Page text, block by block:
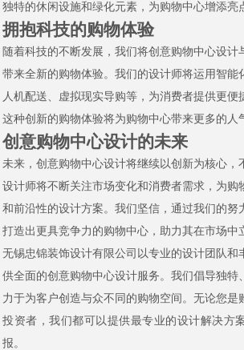
独特的休闲设施和绿化元素，为购物中心增添亮
拥抱科技的购物体验
随着科技的不断发展，我们将创意购物中心设计
带来全新的购物体验。我们的设计师将运用智能
人机配送、虚拟现实导购等，为消费者提供更便
这种创新的购物体验将为购物中心带来更多的人
创意购物中心设计的未来
未来，创意购物中心设计将继续以创新为核心，
设计师将不断关注市场变化和消费者需求，为购
和前沿性的设计方案。我们坚信，通过我们的努
打造出更具竞争力的购物中心，助力其在市场中
无锡忠锦装饰设计有限公司以专业的设计团队和
供全面的创意购物中心设计服务。我们倡导独特
力于为客户创造与众不同的购物空间。无论您是
投资者，我们都可以提供最专业的设计解决方
报。